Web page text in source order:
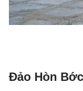
Đảo Hòn